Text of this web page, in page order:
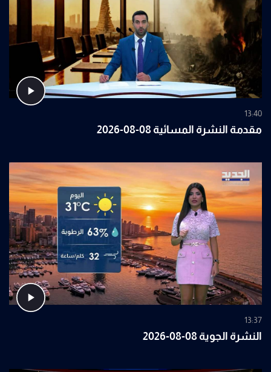
13:40
مقدمة النشرة المسائية 08-08-2026
13:37
النشرة الجوية 08-08-2026